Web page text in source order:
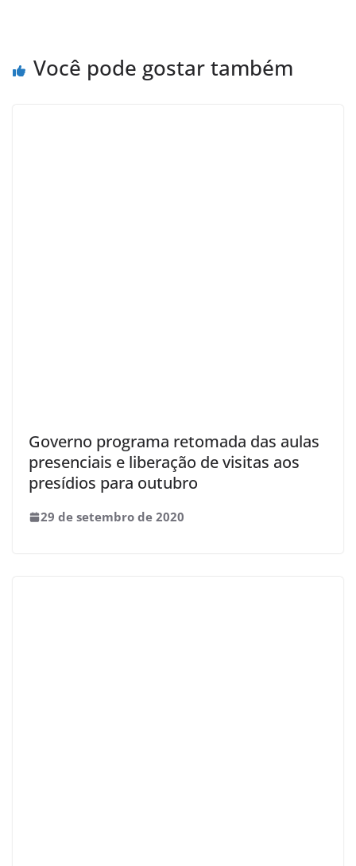
Você pode gostar também
Governo programa retomada das aulas
presenciais e liberação de visitas aos
presídios para outubro
29 de setembro de 2020